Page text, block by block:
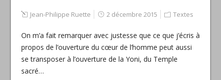
Jean-Philippe Ruette 2 décembre 2015 Textes
On m’a fait remarquer avec justesse que ce que j’écris à
propos de l’ouverture du cœur de l’homme peut aussi
se transposer à l’ouverture de la Yoni, du Temple
sacré…